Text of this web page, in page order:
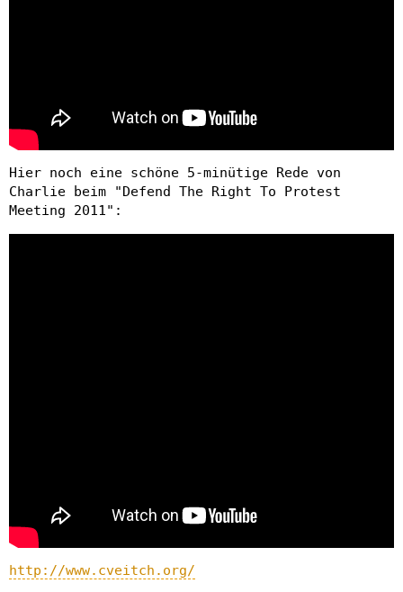
Hier noch eine schöne 5-minütige Rede von
Charlie beim "Defend The Right To Protest
Meeting 2011":
http://www.cveitch.org/